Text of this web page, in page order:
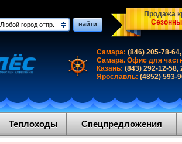
Любой город отпр. найти
Продажа
Самара: (846) 205-78-
Самара. Офис для
Казань: (843) 292-12-58,
Ярославль: (4852) 593-
Теплоходы Спецпредложения